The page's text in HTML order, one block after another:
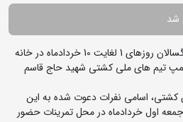
شد
اردوی تیم ملی کشتی فرنگی بزرگسالان روزهای 1 لغایت 10 خردادماه در خانه
تیم های ملی کشتی شهید حاج قاسم
کشتی، اسامی نفرات دعوت شده به این
می باید تا ساعت 15 روز جمعه اول خردادماه در محل تمرینات حضور